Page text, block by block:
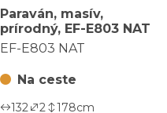
Paraván, masív,
prírodný, EF-E803 NAT
EF-E803 NAT
Na ceste
132 2 178cm